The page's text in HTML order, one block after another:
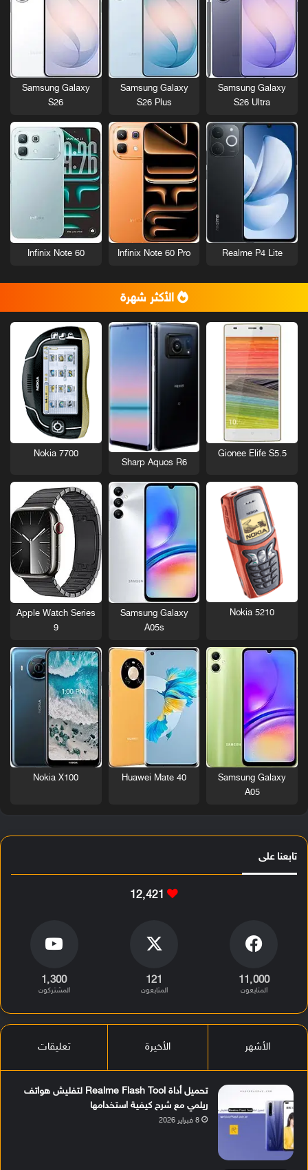
Samsung Galaxy
S26 Ultra
Samsung Galaxy
S26 Plus
Samsung Galaxy
S26
Realme P4 Lite
Infinix Note 60 Pro
Infinix Note 60
الأكثر شهرة
Gionee Elife S5.5
Sharp Aquos R6
Nokia 7700
Nokia 5210
Samsung Galaxy
A05s
Apple Watch Series
9
Samsung Galaxy
A05
Huawei Mate 40
Nokia X100
تابعنا على
12٬421
11٬000
المتابعون
121
المتابعون
1٬300
المشتركون
الأشهر الأخيرة تعليقات
تحميل أداة Realme Flash Tool لتفليش هواتف
ريلمي مع شرح كيفية استخدامها
8 فبراير 2026